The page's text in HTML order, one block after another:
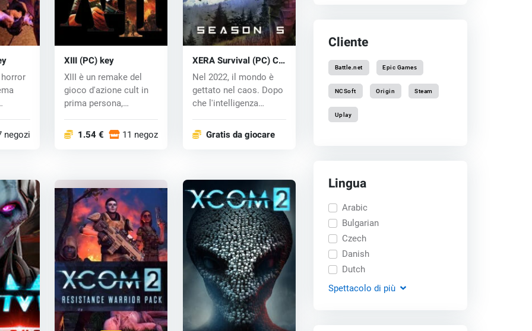
negozi
XIII (PC) key
XIII è un remake del
gioco d'azione cult in
prima persona,
1.54 € 11 negozi
XERA Survival (PC) CD
key
Nel 2022, il mondo è
gettato nel caos. Dopo
che l'intelligenza
Gratis da giocare
Cliente
Battle.net Epic Games
NCSoft Origin Steam
Uplay
Lingua
Arabic
Bulgarian
Czech
Danish
Dutch
Spettacolo di più